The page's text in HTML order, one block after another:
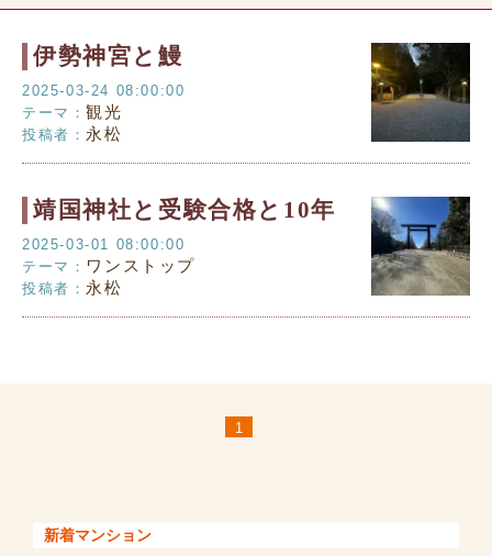
伊勢神宮と鰻
2025-03-24 08:00:00
テーマ：観光
投稿者： 永松
靖国神社と受験合格と10年
2025-03-01 08:00:00
テーマ： ワンストップ
投稿者： 永松
1
新着マンション